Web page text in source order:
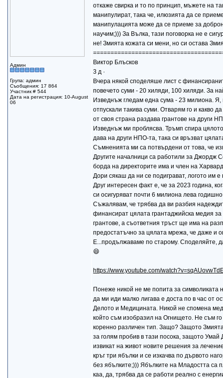
Админ
Група: админ
Съобщения: 17 864
Участник # 544
Дата на регистрация: 10-August
06
откаже свирка и то по принцип, мъжете на
манипулират, така че, илюзията да се
манипулацията може да се приеме за
научим;))) За Вълка, тази поговорка не е
не! Змията кожата си мени, но си остава
Виктор Блъсков
3 д ·
Вчера някой споделяше лист с
повечето суми - 20 хиляди, 100 хиляди. За
Изведнъж гледам една сума - 23 милиона.
отпускали такива суми. Отварям го и какво
от своя страна раздава грантове на други
Изведнъж ми проблясва. Тръмп спира
дава на други НПО-та, така си връзват
Съмненията ми са потвърдени от това, че
Другите началници са работили за Джордж
борда на директорите има и член на
Дори сякаш да ни се подиграват, логото им
Друг интересен факт е, че за 2023 година,
си осигуряват почти 6 милиона лева
Съжалявам, че трябва да ви разбия
финансират цялата грантаджийска медия
грантове, а съответния тръст ще има на
предостатъчно за цялата мрежа, че даже и
Е...продължаваме по старому. Споделяйте,
😄
https://www.youtube.com/
Понеже никой не ме попита за символиката
да ми иди малко лигава е доста по в час от
Делото и Медицината. Никой не спомена
който съм изобразил на Огнището. Не съм
коренно различен тип. Защо? Защото
за голям пробив в тази посока, защото
извикат на живот новите решения за
кръг три ябълки и се изкачва по дървото
без ябълките;))) Ябълките на Младостта са
каа, да, трябва да се работи реално с